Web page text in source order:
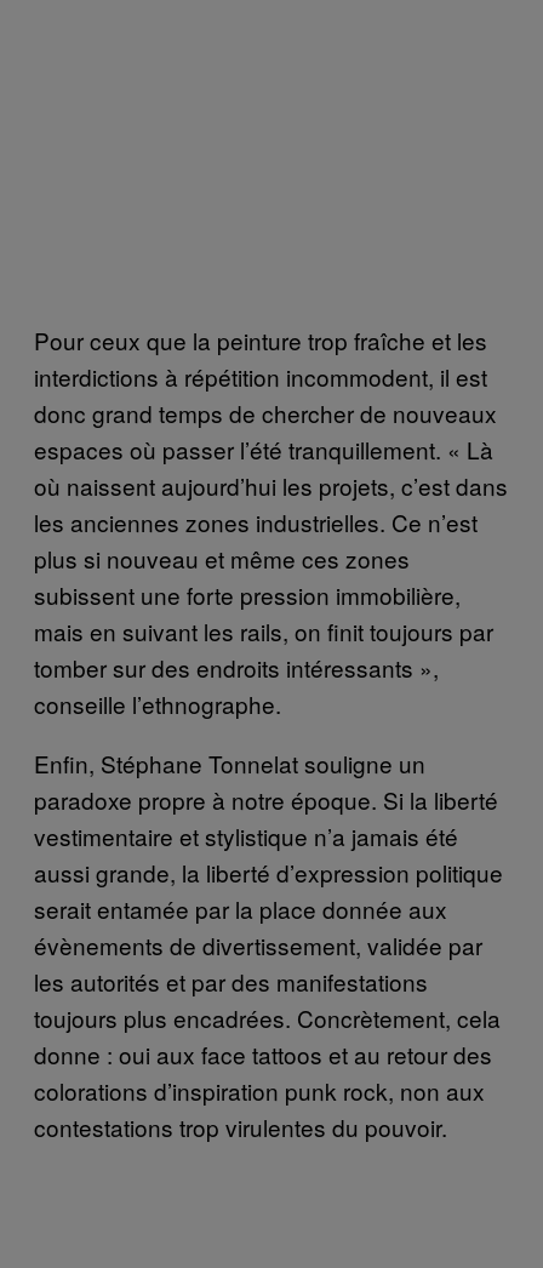
Pour ceux que la peinture trop fraîche et les
interdictions à répétition incommodent, il est
donc grand temps de chercher de nouveaux
espaces où passer l’été tranquillement. « Là
où naissent aujourd’hui les projets, c’est dans
les anciennes zones industrielles. Ce n’est
plus si nouveau et même ces zones
subissent une forte pression immobilière,
mais en suivant les rails, on finit toujours par
tomber sur des endroits intéressants »,
conseille l’ethnographe.
Enfin, Stéphane Tonnelat souligne un
paradoxe propre à notre époque. Si la liberté
vestimentaire et stylistique n’a jamais été
aussi grande, la liberté d’expression politique
serait entamée par la place donnée aux
évènements de divertissement, validée par
les autorités et par des manifestations
toujours plus encadrées. Concrètement, cela
donne : oui aux face tattoos et au retour des
colorations d’inspiration punk rock, non aux
contestations trop virulentes du pouvoir.